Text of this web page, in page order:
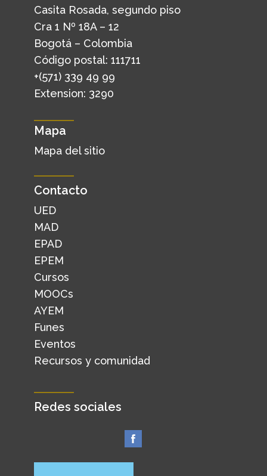
Casita Rosada, segundo piso
Cra 1 Nº 18A – 12
Bogotá – Colombia
Código postal: 111711
+(571) 339 49 99
Extension: 3290
Mapa
Mapa del sitio
Contacto
UED
MAD
EPAD
EPEM
Cursos
MOOCs
AYEM
Funes
Eventos
Recursos y comunidad
Redes sociales